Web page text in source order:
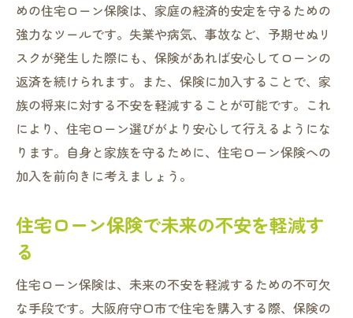
めの住宅ローン保険は、家庭の経済的安定を守るための
強力なツールです。失業や病気、事故など、予期せぬリ
スクが発生した際にも、保険があれば安心してローンの
返済を続けられます。また、保険に加入することで、家
族の将来に対する不安を軽減することが可能です。これ
により、住宅ローン選びがより安心して行えるようにな
ります。自身と家族を守るために、住宅ローン保険への
加入を前向きに考えましょう。
住宅ローン保険で未来の不安を軽減す
る
住宅ローン保険は、未来の不安を軽減するための不可欠
な手段です。大阪府守口市で住宅を購入する際、保険の